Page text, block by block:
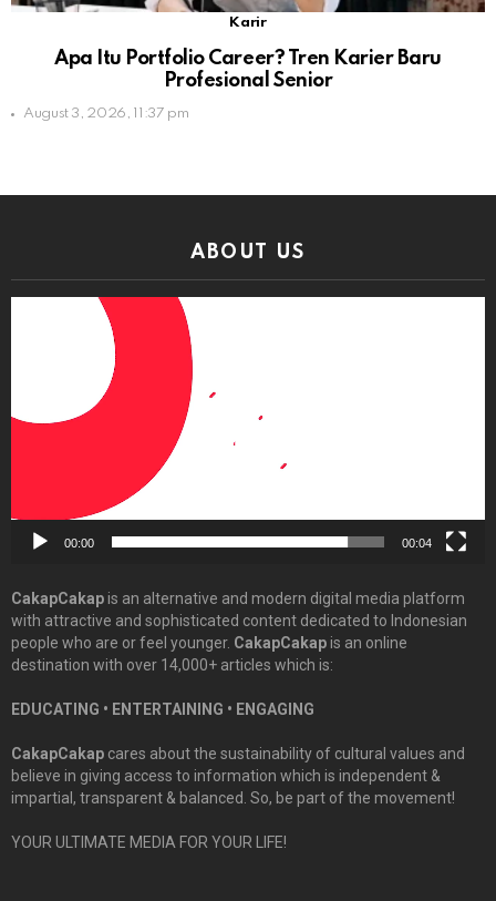
Karir
Apa Itu Portfolio Career? Tren Karier Baru
Profesional Senior
August 3, 2026, 11:37 pm
ABOUT US
00:00 00:04
CakapCakapis an alternative and modern digital media platform
with attractive and sophisticated content dedicated to Indonesian
people who are or feel younger. CakapCakapis an online
destination with over 14,000+ articles which is:
EDUCATING • ENTERTAINING • ENGAGING
CakapCakap cares about the sustainability of cultural values and
believe in giving access to information which is independent &
impartial, transparent & balanced. So, be part of the movement!
YOUR ULTIMATE MEDIA FOR YOUR LIFE!